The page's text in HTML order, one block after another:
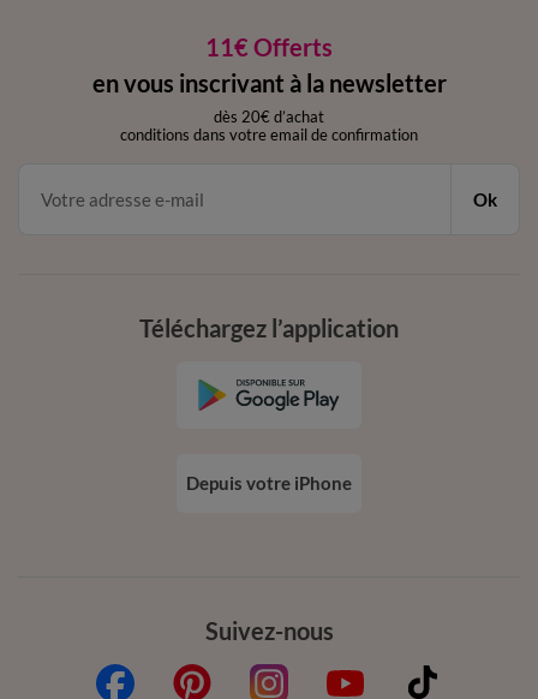
11€ Offerts
en vous inscrivant à la newsletter
dès 20€ d’achat
conditions dans votre email de confirmation
Ok
Suivez-nous
Téléchargez l’application
Depuis votre iPhone